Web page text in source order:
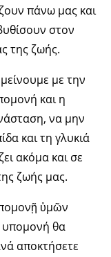
πάνω μας και
στον
της ζωής.
με την
και η
να μην
και τη γλυκιά
ακόμα και σε
ζωής μας.
ὑμῶν
υπομονή θα
αποκτήσετε